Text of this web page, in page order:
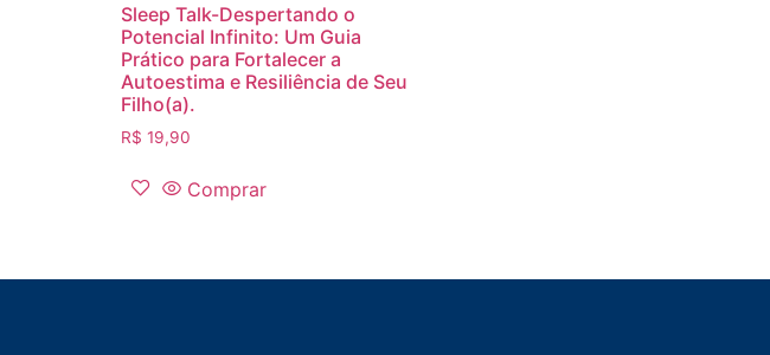
Sleep Talk-Despertando o
Potencial Infinito: Um Guia
Prático para Fortalecer a
Autoestima e Resiliência de Seu
Filho(a).
R$ 19,90
Comprar